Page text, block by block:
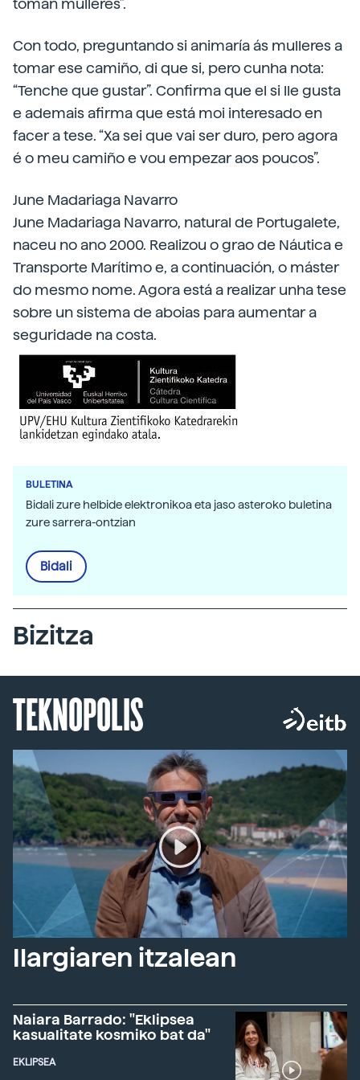
toman mulleres”.
Con todo, preguntando si animaría ás mulleres a
tomar ese camiño, di que si, pero cunha nota:
“Tenche que gustar”. Confirma que el si lle gusta
e ademais afirma que está moi interesado en
facer a tese. “Xa sei que vai ser duro, pero agora
é o meu camiño e vou empezar aos poucos”.
June Madariaga Navarro
June Madariaga Navarro, natural de Portugalete,
naceu no ano 2000. Realizou o grao de Náutica e
Transporte Marítimo e, a continuación, o máster
do mesmo nome. Agora está a realizar unha tese
sobre un sistema de aboias para aumentar a
seguridade na costa.
BULETINA
Bidali zure helbide elektronikoa eta jaso asteroko buletina
zure sarrera-ontzian
Bidali
Bizitza
TEKNOPOLIS
Ilargiaren itzalean
Naiara Barrado: "Eklipsea
kasualitate kosmiko bat da"
EKLIPSEA